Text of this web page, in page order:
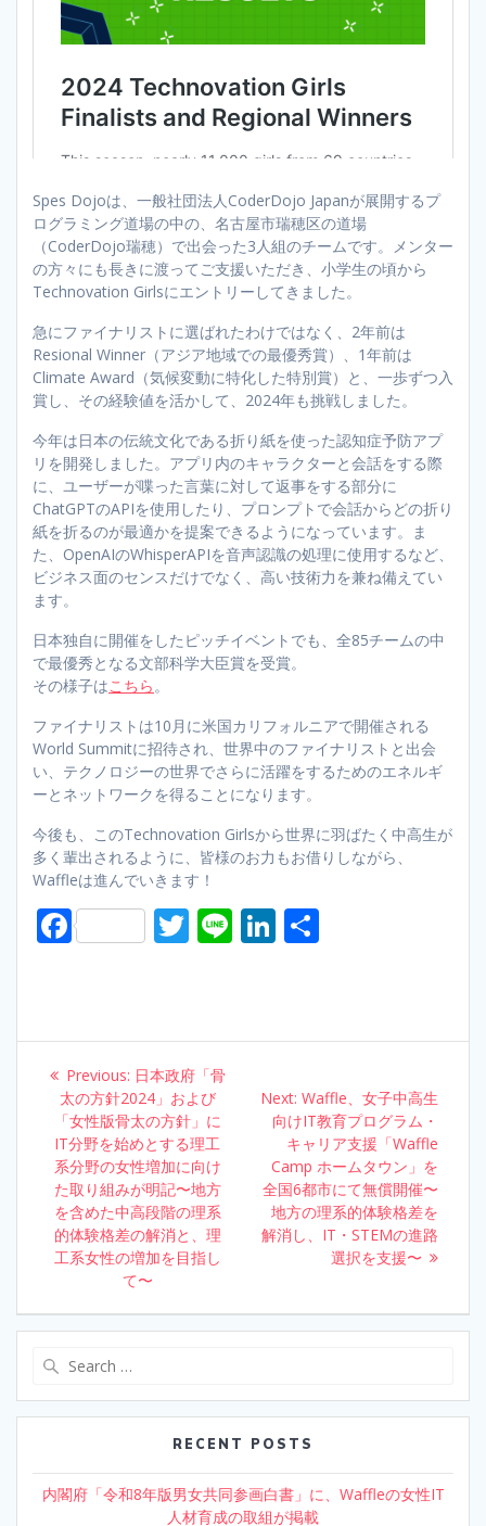
Spes Dojoは、一般社団法人CoderDojo Japanが展開するプ
ログラミング道場の中の、名古屋市瑞穂区の道場
（CoderDojo瑞穂）で出会った3人組のチームです。メンター
の方々にも長きに渡ってご支援いただき、小学生の頃から
Technovation Girlsにエントリーしてきました。
急にファイナリストに選ばれたわけではなく、2年前は
Resional Winner（アジア地域での最優秀賞）、1年前は
Climate Award（気候変動に特化した特別賞）と、一歩ずつ入
賞し、その経験値を活かして、2024年も挑戦しました。
今年は日本の伝統文化である折り紙を使った認知症予防アプ
リを開発しました。アプリ内のキャラクターと会話をする際
に、ユーザーが喋った言葉に対して返事をする部分に
ChatGPTのAPIを使用したり、プロンプトで会話からどの折り
紙を折るのが最適かを提案できるようになっています。ま
た、OpenAIのWhisperAPIを音声認識の処理に使用するなど、
ビジネス面のセンスだけでなく、高い技術力を兼ね備えてい
ます。
日本独自に開催をしたピッチイベントでも、全85チームの中
で最優秀となる文部科学大臣賞を受賞。
その様子はこちら 。
ファイナリストは10月に米国カリフォルニアで開催される
World Summitに招待され、世界中のファイナリストと出会
い、テクノロジーの世界でさらに活躍をするためのエネルギ
ーとネットワークを得ることになります。
今後も、このTechnovation Girlsから世界に羽ばたく中高生が
多く輩出されるように、皆様のお力もお借りしながら、
Waffleは進んでいきます！
F
b
o
o
k
T
er
Li Li
e
n
e
Post
navigation
Previous: Previous
post:
日本政府「骨
太の方針2024」および
「女性版骨太の方針」に
IT分野を始めとする理工
系分野の女性増加に向け
た取り組みが明記〜地方
を含めた中高段階の理系
的体験格差の解消と、理
工系女性の増加を目指し
て〜
Next: Next
post:
Waffle、女子中高生
向けIT教育プログラム・
キャリア支援「Waffle
Camp ホームタウン」を
全国6都市にて無償開催〜
地方の理系的体験格差を
解消し、IT・STEMの進路
選択を支援〜
RECENT POSTS
内閣府「令和8年版男女共同参画白書」に、Waffleの女性IT
人材育成の取組が掲載